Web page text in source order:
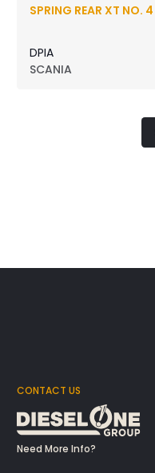
SPRING REAR XT NO. 4
DPIA
SCANIA
CONTACT US
Need More Info?